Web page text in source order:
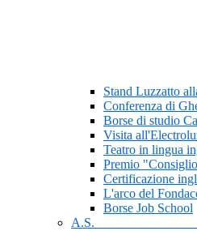
Stand Luzzatto
Conferenza di
Borse di studio
Visita
Teatro in lingua
Premio
Certificazione
L'arco del
Borse Job School
A.S.